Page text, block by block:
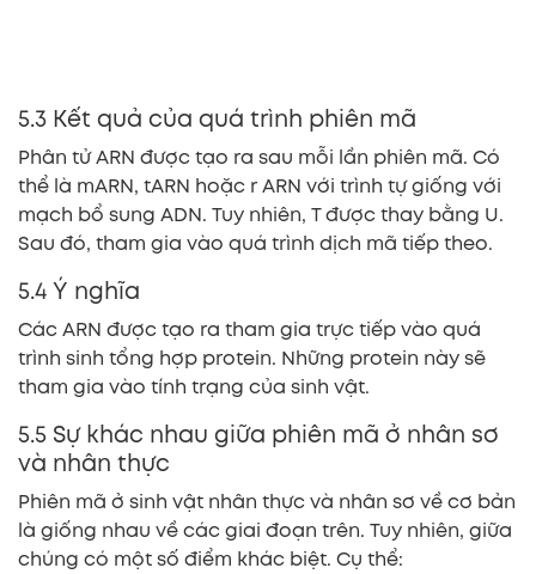
5.3 Kết quả của quá trình phiên mã
Phân tử ARN được tạo ra sau mỗi lần phiên mã. Có
thể là mARN, tARN hoặc r ARN với trình tự giống với
mạch bổ sung ADN. Tuy nhiên, T được thay bằng U.
Sau đó, tham gia vào quá trình dịch mã tiếp theo.
5.4 Ý nghĩa
Các ARN được tạo ra tham gia trực tiếp vào quá
trình sinh tổng hợp protein. Những protein này sẽ
tham gia vào tính trạng của sinh vật.
5.5 Sự khác nhau giữa phiên mã ở nhân sơ
và nhân thực
Phiên mã ở sinh vật nhân thực và nhân sơ về cơ bản
là giống nhau về các giai đoạn trên. Tuy nhiên, giữa
chúng có một số điểm khác biệt. Cụ thể: